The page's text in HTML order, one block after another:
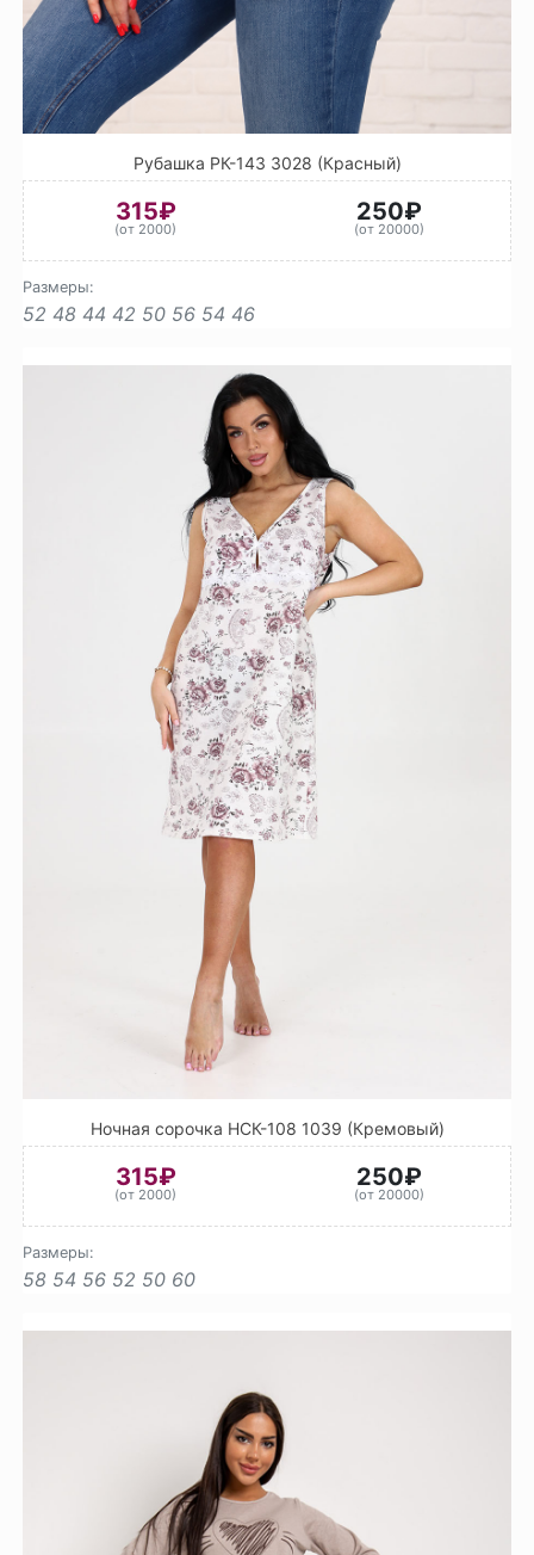
Рубашка РК-143 3028 (Красный)
315₽
(от 2000)
250₽
(от 20000)
Размеры:
52 48 44 42 50 56 54 46
Ночная сорочка НСК-108 1039 (Кремовый)
315₽
(от 2000)
250₽
(от 20000)
Размеры:
58 54 56 52 50 60